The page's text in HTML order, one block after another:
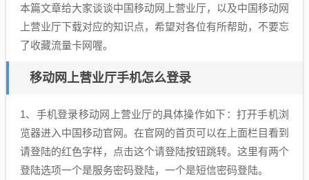
本篇文章给大家谈谈中国移动网上营业厅，以及中国移动网
上营业厅下载对应的知识点，希望对各位有所帮助，不要忘
了收藏流量卡网喔。
移动网上营业厅手机怎么登录
1、手机登录移动网上营业厅的具体操作如下：打开手机浏
览器进入中国移动官网。在官网的首页可以在上面栏目看到
请登陆的红色字样，点击这个请登陆按钮跳转。这里有两个
登陆选项一个是服务密码登陆，一个是短信密码登陆。